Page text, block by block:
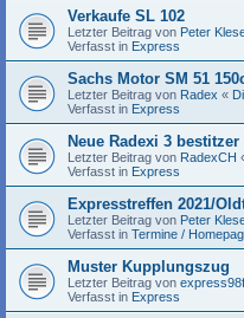
Verkaufe SL 102
Letzter Beitrag von Peter
Verfasst in Express
Sachs Motor SM 51
Letzter Beitrag von Radex «
Verfasst in Express
Neue Radexi 3 bestitzer
Letzter Beitrag von RadexCH
Verfasst in Express
Expresstreffen 2021/
Letzter Beitrag von Peter
Verfasst in Termine /
Muster Kupplungszug
Letzter Beitrag von
Verfasst in Express